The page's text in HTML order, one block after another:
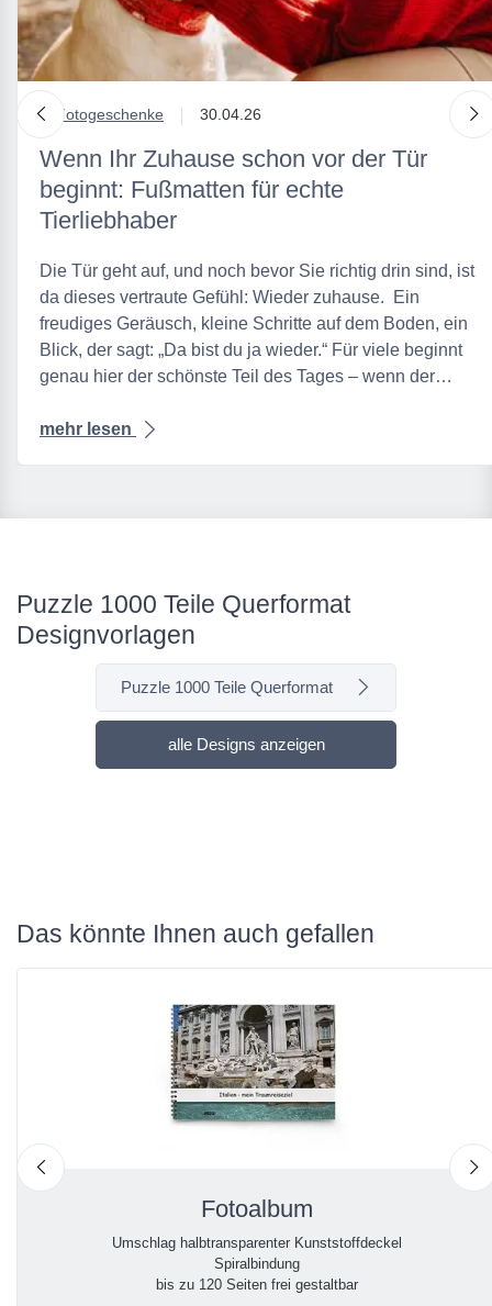
nach links
in Fotogeschenke 30.04.26
Wenn Ihr Zuhause schon vor der Tür
beginnt: Fußmatten für echte
Tierliebhaber
Die Tür geht auf, und noch bevor Sie richtig drin sind, ist
da dieses vertraute Gefühl: Wieder zuhause. Ein
freudiges Geräusch, kleine Schritte auf dem Boden, ein
Blick, der sagt: „Da bist du ja wieder.“ Für viele beginnt
genau hier der schönste Teil des Tages – wenn der…
mehr lesen
Puzzle 1000 Teile Querformat
Designvorlagen
Puzzle 1000 Teile Querformat
alle Designs anzeigen
Das könnte Ihnen auch gefallen
Fotoalbum
Umschlag halbtransparenter Kunststoffdeckel
Spiralbindung
bis zu 120 Seiten frei gestaltbar